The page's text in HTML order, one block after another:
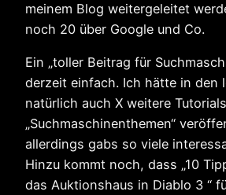
meinem Blog weitergeleitet
noch 20 über Google und Co.
Ein „toller Beitrag für
derzeit einfach. Ich hätte in den
natürlich auch X weitere
„Suchmaschinenthemen“
allerdings gabs so viele
Hinzu kommt noch, dass „10
das Auktionshaus in Diablo 3 “